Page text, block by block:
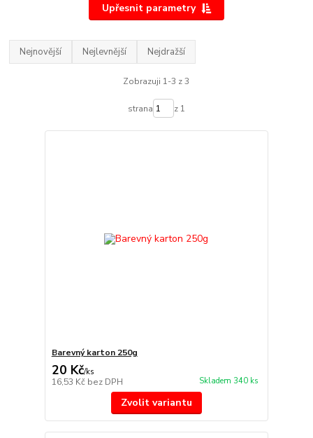
Upřesnit parametry
Nejnovější Nejlevnější Nejdražší
Zobrazuji 1-3 z 3
strana z 1
Barevný karton 250g
20 Kč/ks
16,53 Kč bez DPH Skladem 340 ks
Zvolit variantu